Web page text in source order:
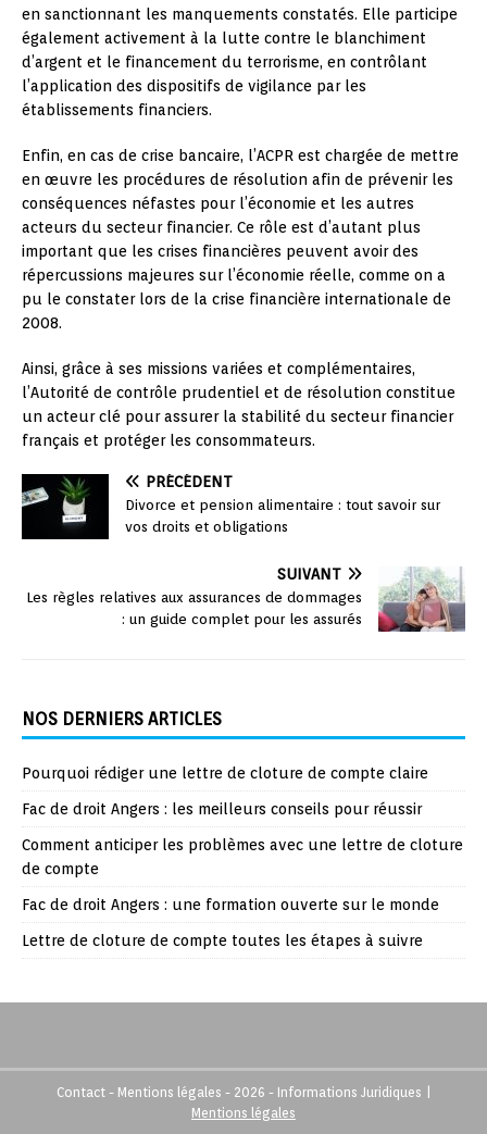
en sanctionnant les manquements constatés. Elle participe
également activement à la lutte contre le blanchiment
d’argent et le financement du terrorisme, en contrôlant
l’application des dispositifs de vigilance par les
établissements financiers.
Enfin, en cas de crise bancaire, l’ACPR est chargée de mettre
en œuvre les procédures de résolution afin de prévenir les
conséquences néfastes pour l’économie et les autres
acteurs du secteur financier. Ce rôle est d’autant plus
important que les crises financières peuvent avoir des
répercussions majeures sur l’économie réelle, comme on a
pu le constater lors de la crise financière internationale de
2008.
Ainsi, grâce à ses missions variées et complémentaires,
l’Autorité de contrôle prudentiel et de résolution constitue
un acteur clé pour assurer la stabilité du secteur financier
français et protéger les consommateurs.
PRÉCÉDENT
Divorce et pension alimentaire : tout savoir sur
vos droits et obligations
SUIVANT
Les règles relatives aux assurances de dommages
: un guide complet pour les assurés
NOS DERNIERS ARTICLES
Pourquoi rédiger une lettre de cloture de compte claire
Fac de droit Angers : les meilleurs conseils pour réussir
Comment anticiper les problèmes avec une lettre de cloture
de compte
Fac de droit Angers : une formation ouverte sur le monde
Lettre de cloture de compte toutes les étapes à suivre
Contact - Mentions légales - 2026 - Informations Juridiques |
Mentions légales